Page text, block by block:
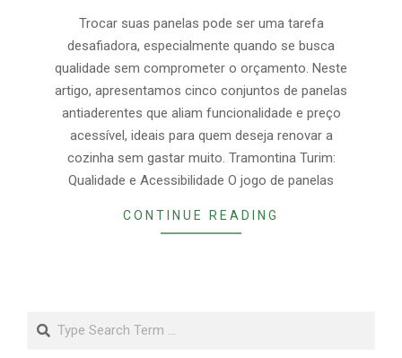
Trocar suas panelas pode ser uma tarefa
desafiadora, especialmente quando se busca
qualidade sem comprometer o orçamento. Neste
artigo, apresentamos cinco conjuntos de panelas
antiaderentes que aliam funcionalidade e preço
acessível, ideais para quem deseja renovar a
cozinha sem gastar muito. Tramontina Turim:
Qualidade e Acessibilidade O jogo de panelas
CONTINUE READING
Search